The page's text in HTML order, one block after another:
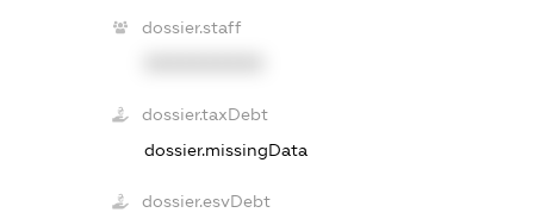
dossier.staff
dossier.taxDebt
dossier.missingData
dossier.esvDebt